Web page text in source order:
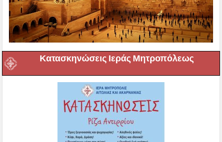
Κατασκηνώσεις Ιεράς Μητροπόλεως